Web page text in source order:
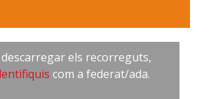
els recorreguts,
com a federat/ada.